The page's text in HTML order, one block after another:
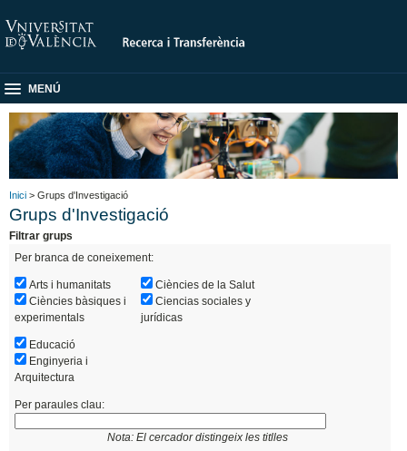
MENÚ
Inici > Grups d'Investigació
Grups d'Investigació
Filtrar grups
Per branca de coneixement:
Arts i humanitats
Ciències bàsiques i
experimentals
Ciències de la Salut
Ciencias sociales y
jurídicas
Educació
Enginyeria i
Arquitectura
Per paraules clau:
Nota: El cercador distingeix les titlles